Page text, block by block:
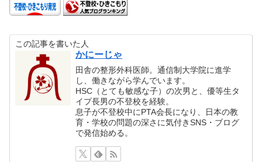
この記事を書いた人
かにーじゃ
田舎の整形外科医師。通信制大学院に進学
し、働きながら学んでいます。
HSC（とても敏感な子）の次男と、優等生タ
イプ長男の不登校を経験。
息子が不登校中にPTA会長になり、日本の教
育・学校の問題の深さに気付きSNS・ブログ
で発信始める。